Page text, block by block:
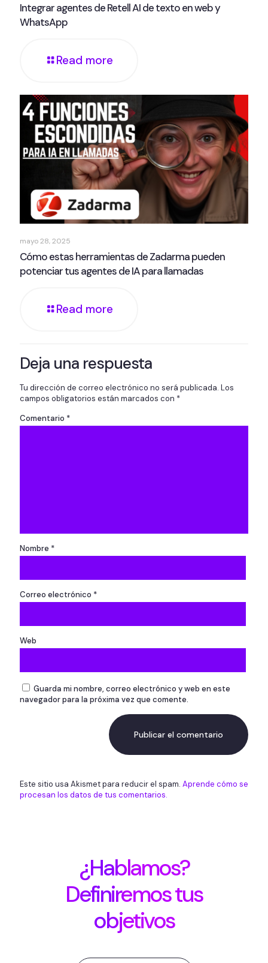
Integrar agentes de Retell AI de texto en web y
WhatsApp
Read more
mayo 28, 2025
Cómo estas herramientas de Zadarma pueden
potenciar tus agentes de IA para llamadas
Read more
Deja una respuesta
Tu dirección de correo electrónico no será publicada. Los
campos obligatorios están marcados con *
Comentario *
Nombre *
Correo electrónico *
Web
Guarda mi nombre, correo electrónico y web en este
navegador para la próxima vez que comente.
Este sitio usa Akismet para reducir el spam. Aprende cómo se
procesan los datos de tus comentarios.
¿Hablamos?
Definiremos tus
objetivos